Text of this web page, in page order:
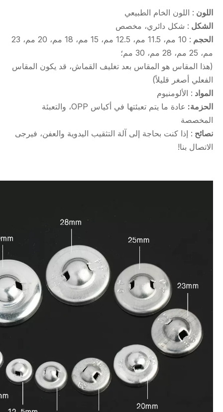
اللون : اللون الخام الطبيعي
الشكل : شكل دائري، مخصص
الحجم
: 10 مم، 11.5 مم، 12.5 مم، 15 مم، 18 مم، 20 مم، 23
مم، 25 مم، 28 مم، 30 مم؛
(هذا المقاس هو المقاس بعد تغليف القماش، قد يكون المقاس
الفعلي أصغر قليلاً)
المواد : الألومنيوم
الحزمة:
عادة ما يتم تعبئتها في أكياس OPP، والتعبئة
المخصصة
نصائح : إذا كنت بحاجة إلى آلة التثقيب اليدوية والعفن، فيرجى
الاتصال بنا!